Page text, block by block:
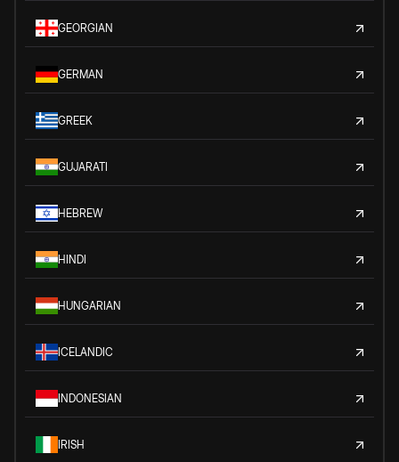
GEORGIAN
GERMAN
GREEK
GUJARATI
HEBREW
HINDI
HUNGARIAN
ICELANDIC
INDONESIAN
IRISH